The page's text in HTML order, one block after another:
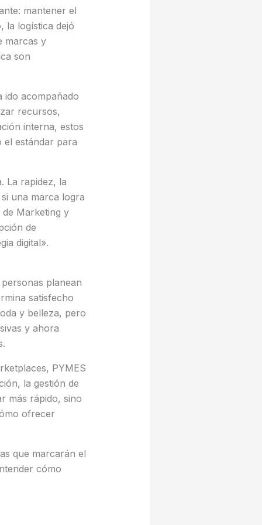
mantener el
la logística dejó
marcas y
son
ido acompañado
recursos,
interna, estos
el estándar para
La rapidez, la
una marca logra
Marketing y
de
digital».
planean
satisfecho
y belleza, pero
y ahora
PYMES
la gestión de
más rápido, sino
ofrecer
que marcarán el
cómo